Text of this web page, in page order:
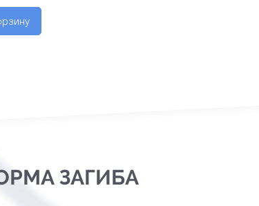
ЗАГИБА